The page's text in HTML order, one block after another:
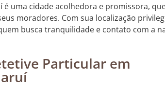
é uma cidade acolhedora e promissora,
moradores. Com sua localização
busca tranquilidade e contato com a
Particular em